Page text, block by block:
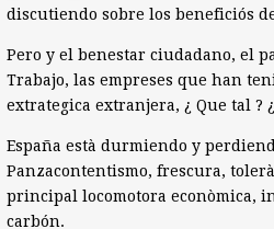
discutiendo sobre los beneficiós
Pero y el benestar ciudadano, el
Trabajo, las empreses que han
extrategica extranjera, ¿ Que tal ?
España està durmiendo y
Panzacontentismo, frescura,
principal locomotora econòmica,
carbón.